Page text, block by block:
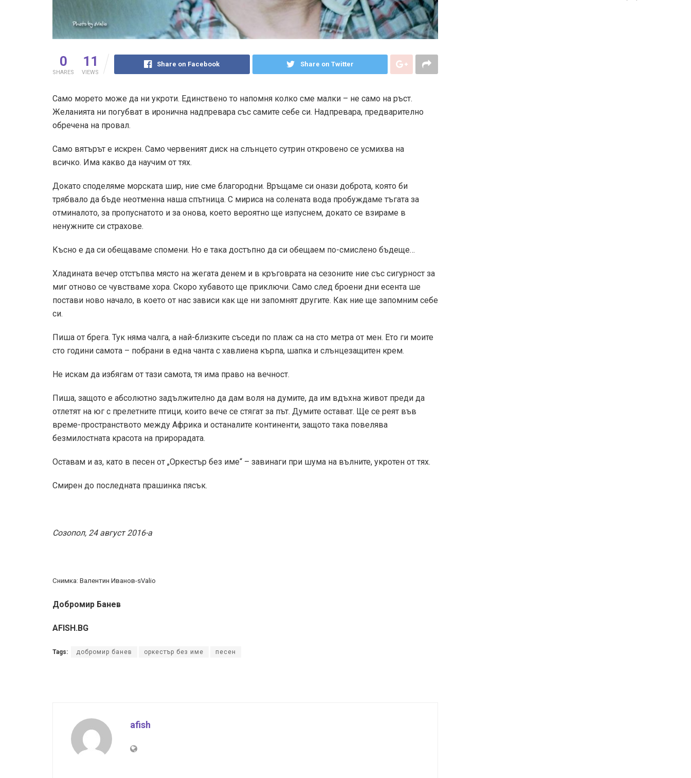
0
SHARES
11
VIEWS
Share on Facebook Share on Twitter
Само морето може да ни укроти. Единствено то напомня колко сме малки – не само на ръст.
Желанията ни погубват в иронична надпревара със самите себе си. Надпревара, предварително
обречена на провал.
Само вятърът е искрен. Само червеният диск на слънцето сутрин откровено се усмихва на
всичко. Има какво да научим от тях.
Докато споделяме морската шир, ние сме благородни. Връщаме си онази доброта, която би
трябвало да бъде неотменна наша спътница. С мириса на солената вода пробуждаме тъгата за
отминалото, за пропуснатото и за онова, което вероятно ще изпуснем, докато се взираме в
ненужните си страхове.
Късно е да си обещаваме спомени. Но е така достъпно да си обещаем по-смислено бъдеще…
Хладината вечер отстъпва място на жегата денем и в кръговрата на сезоните ние със сигурност за
миг отново се чувстваме хора. Скоро хубавото ще приключи. Само след броени дни есента ше
постави ново начало, в което от нас зависи как ще ни запомнят другите. Как ние ще запомним себе
си.
Пиша от брега. Тук няма чалга, а най-близките съседи по плаж са на сто метра от мен. Ето ги моите
сто години самота – побрани в една чанта с хавлиена кърпа, шапка и слънцезащитен крем.
Не искам да избягам от тази самота, тя има право на вечност.
Пиша, защото е абсолютно задължително да дам воля на думите, да им вдъхна живот преди да
отлетят на юг с прелетните птици, които вече се стягат за път. Думите остават. Ще се реят във
време-пространството между Африка и останалите континенти, защото така повелява
безмилостната красота на прирорадата.
Оставам и аз, като в песен от „Оркестър без име“ – завинаги при шума на вълните, укротен от тях.
Смирен до последната прашинка пясък.
Созопол, 24 август 2016-а
Снимка: Валентин Иванов-sValio
Добромир Банев
AFISH.BG
Tags: добромир банев оркестър без име песен
afish